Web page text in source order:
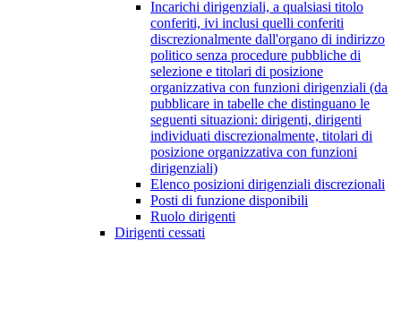
Incarichi dirigenziali, a qualsiasi titolo
conferiti, ivi inclusi quelli conferiti
discrezionalmente dall'organo di indirizzo
politico senza procedure pubbliche di
selezione e titolari di posizione
organizzativa con funzioni dirigenziali (da
pubblicare in tabelle che distinguano le
seguenti situazioni: dirigenti, dirigenti
individuati discrezionalmente, titolari di
posizione organizzativa con funzioni
dirigenziali)
Elenco posizioni dirigenziali discrezionali
Posti di funzione disponibili
Ruolo dirigenti
Dirigenti cessati